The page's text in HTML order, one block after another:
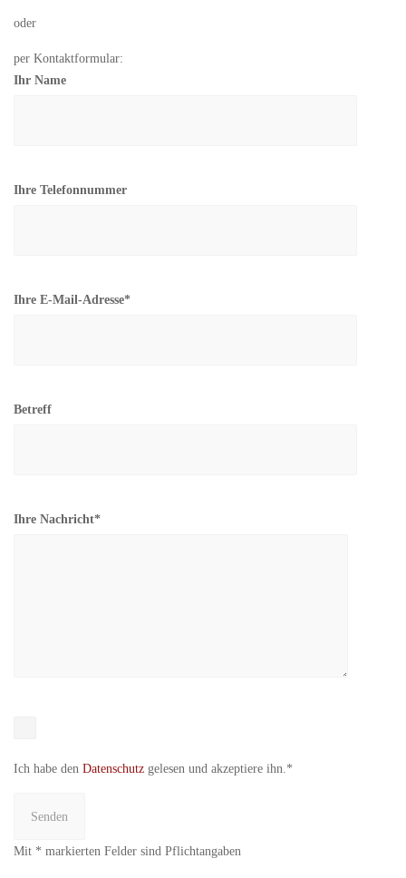
oder
per Kontaktformular:
Ihr Name
Ihre Telefonnummer
Ihre E-Mail-Adresse*
Betreff
Ihre Nachricht*
Ich habe den Datenschutz gelesen und akzeptiere ihn.*
Mit * markierten Felder sind Pflichtangaben